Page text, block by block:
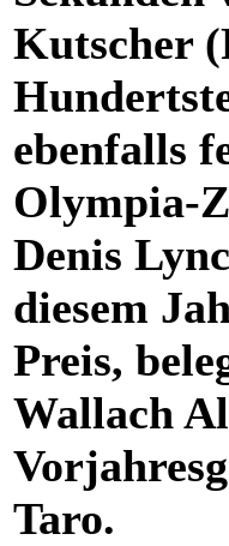
Kutscher
ebenfalls
Olympia-
Denis
diesem
Preis,
Wallach
Taro.